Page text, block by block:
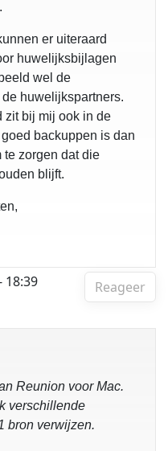
er uiteraard
huwelijksbijlagen
wel de
huwelijkspartners.
zit bij mij ook in de
backuppen is dan
zorgen dat die
blijft.
Reageer
18:39
Reunion voor Mac.
verschillende
bron verwijzen.